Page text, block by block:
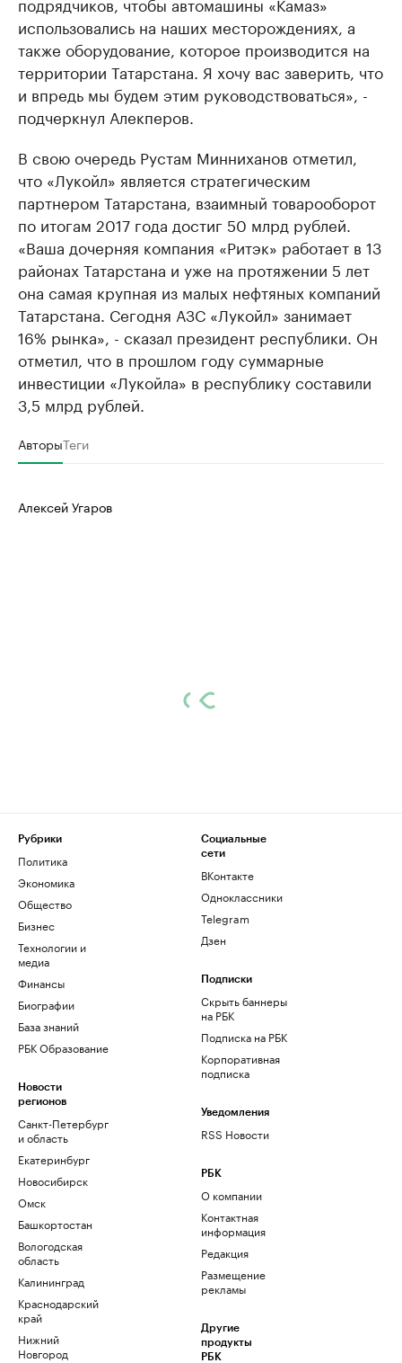
использовались на наших месторождениях, а
также оборудование, которое производится на
территории Татарстана. Я хочу вас заверить, что
и впредь мы будем этим руководствоваться», -
подчеркнул Алекперов.
В свою очередь Рустам Минниханов отметил,
что «Лукойл» является стратегическим
партнером Татарстана, взаимный товарооборот
по итогам 2017 года достиг 50 млрд рублей.
«Ваша дочерняя компания «Ритэк» работает в 13
районах Татарстана и уже на протяжении 5 лет
она самая крупная из малых нефтяных компаний
Татарстана. Сегодня АЗС «Лукойл» занимает
16% рынка», - сказал президент республики. Он
отметил, что в прошлом году суммарные
инвестиции «Лукойла» в республику составили
3,5 млрд рублей.
АвторыТеги
Алексей Угаров
Рубрики
Политика
Экономика
Общество
Бизнес
Технологии и
медиа
Финансы
Биографии
База знаний
РБК Образование
Новости
регионов
Санкт-Петербург
и область
Екатеринбург
Новосибирск
Омск
Башкортостан
Вологодская
область
Калининград
Краснодарский
край
Нижний
Новгород
Социальные
сети
ВКонтакте
Одноклассники
Telegram
Дзен
Подписки
Скрыть баннеры
на РБК
Подписка на РБК
Корпоративная
подписка
Уведомления
RSS Новости
РБК
О компании
Контактная
информация
Редакция
Размещение
рекламы
Другие
продукты
РБК